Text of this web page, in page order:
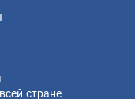
стране